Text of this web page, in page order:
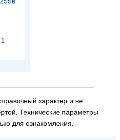
характер и не
Технические параметры
для ознакомления.